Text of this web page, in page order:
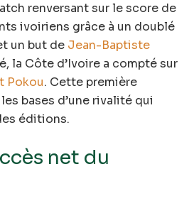
renversant sur le score de
ivoiriens grâce à un doublé
un but de Jean-Baptiste
la Côte d’Ivoire a compté sur
Pokou. Cette première
bases d’une rivalité qui
éditions.
net du